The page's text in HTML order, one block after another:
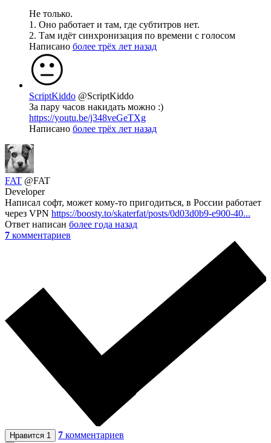
Не только.
1. Оно работает и там, где субтитров нет.
2. Там идёт синхронизация по времени с голосом
Написано более трёх лет назад
ScriptKiddo @ScriptKiddo
За пару часов накидать можно :)
https://youtu.be/j348veGeTXg
Написано более трёх лет назад
FAT @FAT
Developer
Написал софт, может кому-то пригодиться, в России работает
через VPN https://boosty.to/skaterfat/posts/0d03d0b9-e900-40...
Ответ написан более года назад
7 комментариев
Нравится 1 7 комментариев